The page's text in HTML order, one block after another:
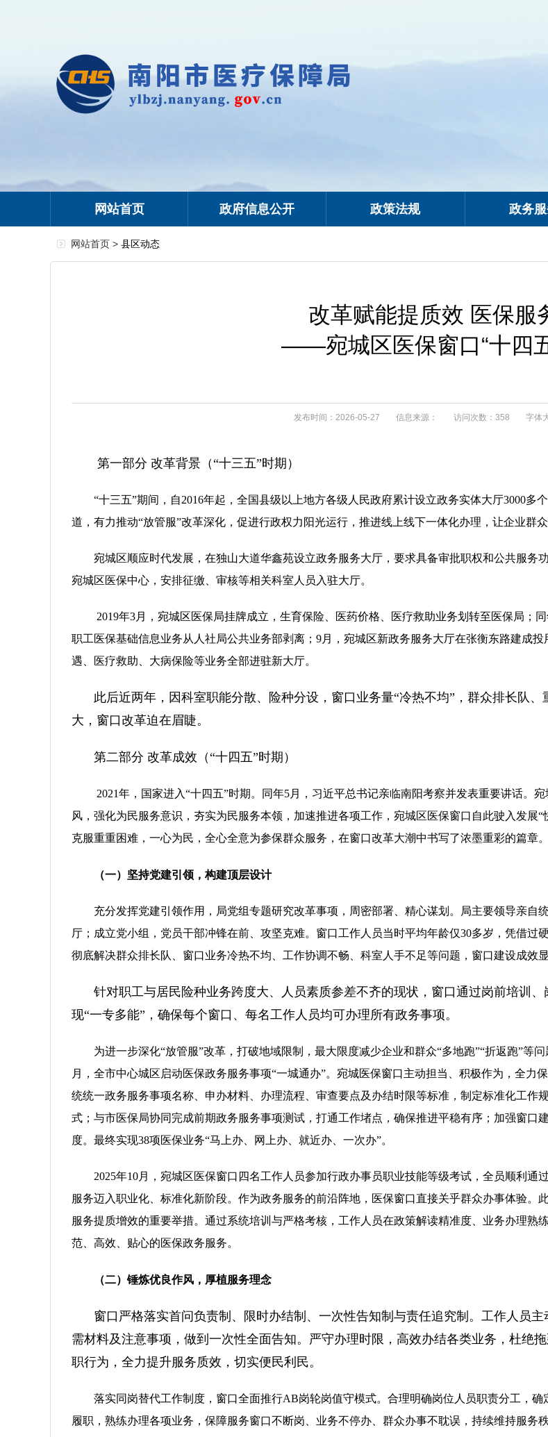
网站首页 政府信息公开 政策法规 政务
网站首页 > 县区动态
改革赋能提质效 医保服
——宛城区医保窗口“十四
发布时间：2026-05-27 信息来源： 访问次数：358 字体
第一部分 改革背景（“十三五”时期）
“十三五”期间，自2016年起，全国县级以上地方各级人民政府累计设立政务实体大厅3000
道，有力推动“放管服”改革深化，促进行政权力阳光运行，推进线上线下一体化办理，让企业群众
宛城区顺应时代发展，在独山大道华鑫苑设立政务服务大厅，要求具备审批职权和公共服务
宛城区医保中心，安排征缴、审核等相关科室人员入驻大厅。
2019年3月，宛城区医保局挂牌成立，生育保险、医药价格、医疗救助业务划转至医保局；
职工医保基础信息业务从人社局公共业务部剥离；9月，宛城区新政务服务大厅在张衡东路建成
遇、医疗救助、大病保险等业务全部进驻新大厅。
此后近两年，因科室职能分散、险种分设，窗口业务量“冷热不均”，群众排长队
大，窗口改革迫在眉睫。
第二部分 改革成效（“十四五”时期）
2021年，国家进入“十四五”时期。同年5月，习近平总书记亲临南阳考察并发表重要讲话。
风，强化为民服务意识，夯实为民服务本领，加速推进各项工作，宛城区医保窗口自此驶入发展
克服重重困难，一心为民，全心全意为参保群众服务，在窗口改革大潮中书写了浓墨重彩的篇章。
（一）坚持党建引领，构建顶层设计
充分发挥党建引领作用，局党组专题研究改革事项，周密部署、精心谋划。局主要领导亲自
厅；成立党小组，党员干部冲锋在前、攻坚克难。窗口工作人员当时平均年龄仅30多岁，凭借过
彻底解决群众排长队、窗口业务冷热不均、工作协调不畅、科室人手不足等问题，窗口建设成效
针对职工与居民险种业务跨度大、人员素质参差不齐的现状，窗口通过岗前培训
现“一专多能”，确保每个窗口、每名工作人员均可办理所有政务事项。
为进一步深化“放管服”改革，打破地域限制，最大限度减少企业和群众“多地跑”“折返跑”等
月，全市中心城区启动医保政务服务事项“一城通办”。宛城医保窗口主动担当、积极作为，全
统统一政务服务事项名称、申办材料、办理流程、审查要点及办结时限等标准，制定标准化工作
式；与市医保局协同完成前期政务服务事项测试，打通工作堵点，确保推进平稳有序；加强窗口
度。最终实现38项医保业务“马上办、网上办、就近办、一次办”。
2025年10月，宛城区医保窗口四名工作人员参加行政办事员职业技能等级考试，全员顺利通
服务迈入职业化、标准化新阶段。作为政务服务的前沿阵地，医保窗口直接关乎群众办事体验。
服务提质增效的重要举措。通过系统培训与严格考核，工作人员在政策解读精准度、业务办理
范、高效、贴心的医保政务服务。
（二）锤炼优良作风，厚植服务理念
窗口严格落实首问负责制、限时办结制、一次性告知制与责任追究制。工作人员
需材料及注意事项，做到一次性全面告知。严守办理时限，高效办结各类业务，杜绝
职行为，全力提升服务质效，切实便民利民。
落实同岗替代工作制度，窗口全面推行AB岗轮岗值守模式。合理明确岗位人员职责分工，
履职，熟练办理各项业务，保障服务窗口不断岗、业务不停办、群众办事不耽误，持续维持服务秩